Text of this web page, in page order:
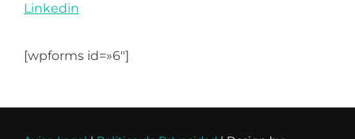
Linkedin
[wpforms id=»6″]